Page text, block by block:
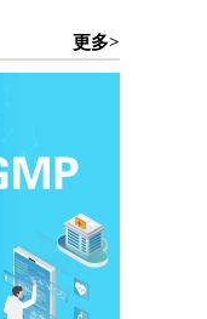
更多>